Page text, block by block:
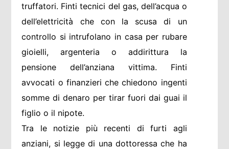
truffatori. Finti tecnici del gas, dell’acqua o
dell’elettricità che con la scusa di un
controllo si intrufolano in casa per rubare
gioielli, argenteria o addirittura la
pensione dell’anziana vittima. Finti
avvocati o finanzieri che chiedono ingenti
somme di denaro per tirar fuori dai guai il
figlio o il nipote.
Tra le notizie più recenti di furti agli
anziani, si legge di una dottoressa che ha